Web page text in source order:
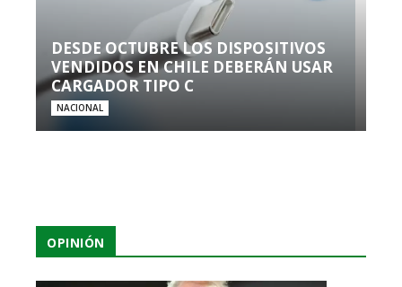
DESDE OCTUBRE LOS DISPOSITIVOS
VENDIDOS EN CHILE DEBERÁN USAR
CARGADOR TIPO C
NACIONAL
OPINIÓN